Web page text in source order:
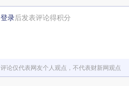
登录后发表评论得积分
评论仅代表网友个人观点，不代表财新网观点